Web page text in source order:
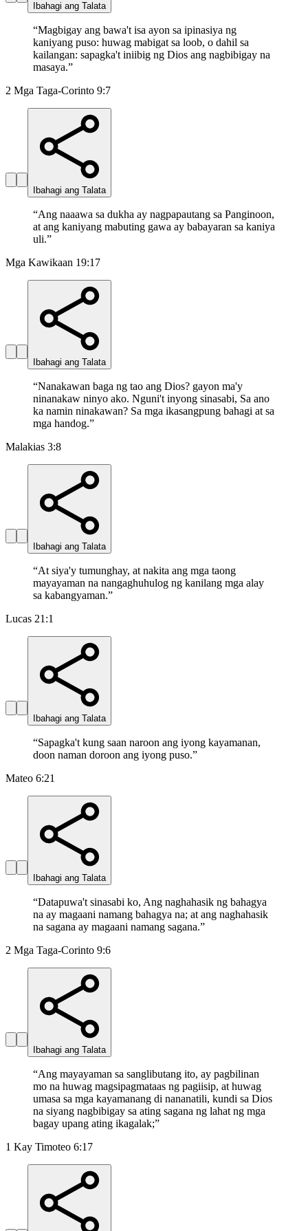
Ibahagi ang Talata
“Magbigay ang bawa't isa ayon sa ipinasiya ng
kaniyang puso: huwag mabigat sa loob, o dahil sa
kailangan: sapagka't iniibig ng Dios ang nagbibigay na
masaya.”
2 Mga Taga-Corinto 9:7
Ibahagi ang Talata
“Ang naaawa sa dukha ay nagpapautang sa Panginoon,
at ang kaniyang mabuting gawa ay babayaran sa kaniya
uli.”
Mga Kawikaan 19:17
Ibahagi ang Talata
“Nanakawan baga ng tao ang Dios? gayon ma'y
ninanakaw ninyo ako. Nguni't inyong sinasabi, Sa ano
ka namin ninakawan? Sa mga ikasangpung bahagi at sa
mga handog.”
Malakias 3:8
Ibahagi ang Talata
“At siya'y tumunghay, at nakita ang mga taong
mayayaman na nangaghuhulog ng kanilang mga alay
sa kabangyaman.”
Lucas 21:1
Ibahagi ang Talata
“Sapagka't kung saan naroon ang iyong kayamanan,
doon naman doroon ang iyong puso.”
Mateo 6:21
Ibahagi ang Talata
“Datapuwa't sinasabi ko, Ang naghahasik ng bahagya
na ay magaani namang bahagya na; at ang naghahasik
na sagana ay magaani namang sagana.”
2 Mga Taga-Corinto 9:6
Ibahagi ang Talata
“Ang mayayaman sa sanglibutang ito, ay pagbilinan
mo na huwag magsipagmataas ng pagiisip, at huwag
umasa sa mga kayamanang di nananatili, kundi sa Dios
na siyang nagbibigay sa ating sagana ng lahat ng mga
bagay upang ating ikagalak;”
1 Kay Timoteo 6:17